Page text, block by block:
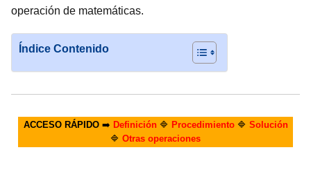
operación de matemáticas.
Índice Contenido
ACCESO RÁPIDO➡️ Definición🔷 Procedimiento🔷 Solución
🔷 Otras operaciones